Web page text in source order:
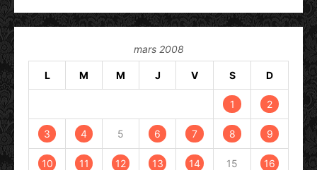
mars 2008
L M M J V S D
1 2
3 4 5 6 7 8 9
10 11 12 13 14 15 16